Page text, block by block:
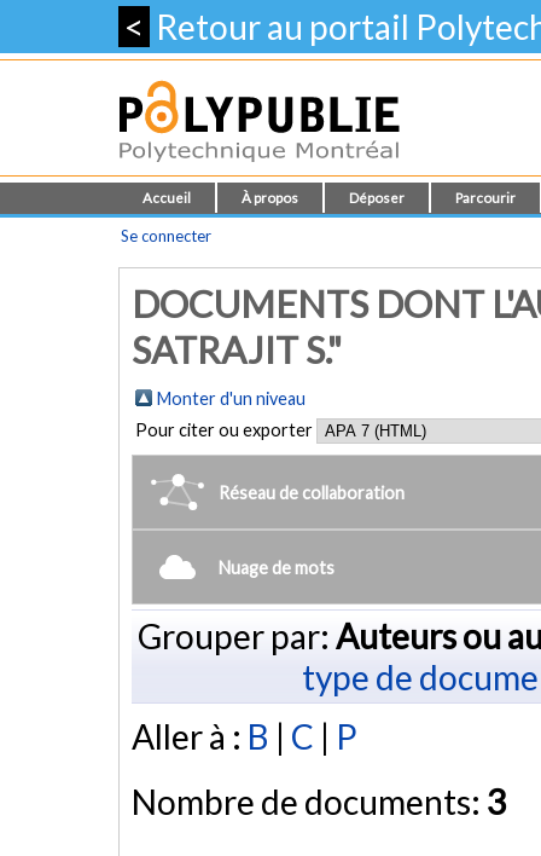
< Retour au portail
Accueil À propos Déposer Parcourir
Se connecter
DOCUMENTS DONT
SATRAJIT S."
Monter d'un niveau
Pour citer ou exporter
Réseau de collaboration
Nuage de mots
Grouper par: Auteurs ou
type de
Aller à : B | C | P
Nombre de documents: 3